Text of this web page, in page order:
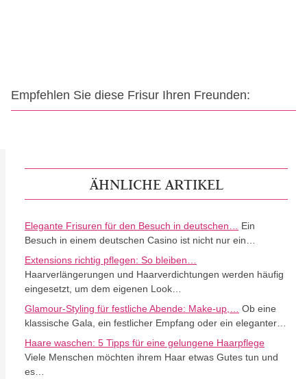
Empfehlen Sie diese Frisur Ihren Freunden:
ÄHNLICHE ARTIKEL
Elegante Frisuren für den Besuch in deutschen…
Ein
Besuch in einem deutschen Casino ist nicht nur ein…
Extensions richtig pflegen: So bleiben…
Haarverlängerungen und Haarverdichtungen werden häufig
eingesetzt, um dem eigenen Look…
Glamour-Styling für festliche Abende: Make-up,…
Ob eine
klassische Gala, ein festlicher Empfang oder ein eleganter…
Haare waschen: 5 Tipps für eine gelungene Haarpflege
Viele Menschen möchten ihrem Haar etwas Gutes tun und
es…